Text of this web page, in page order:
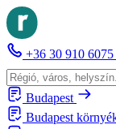
+36 30 910 6075
Budapest
Budapest